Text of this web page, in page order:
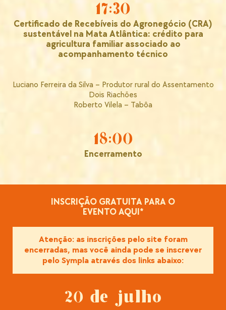
17:30
Certificado de Recebíveis do Agronegócio (CRA)
sustentável na Mata Atlântica: crédito para
agricultura familiar associado ao
acompanhamento técnico
Luciano Ferreira da Silva – Produtor rural do Assentamento
Dois Riachões
Roberto Vilela – Tabôa
18:00
Encerramento
INSCRIÇÃO GRATUITA PARA O
EVENTO AQUI*
Atenção: as inscrições pelo site foram
encerradas, mas você ainda pode se inscrever
pelo Sympla através dos links abaixo:
20 de julho